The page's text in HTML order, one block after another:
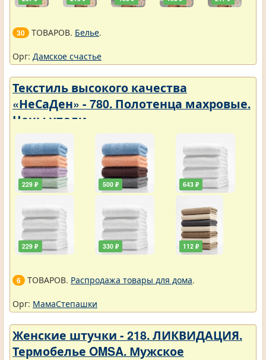
30 ТОВАРОВ. Белье.
Орг: Дамское счастье
Текстиль высокого качества
«НеСаДен» - 780. Полотенца махровые.
Цены упали
229 ₽
229 ₽
500 ₽
330 ₽
643 ₽
112 ₽
6 ТОВАРОВ. Распродажа товары для дома.
Орг: МамаСтепашки
Женские штучки - 218. ЛИКВИДАЦИЯ.
Термобелье OMSA. Мужское